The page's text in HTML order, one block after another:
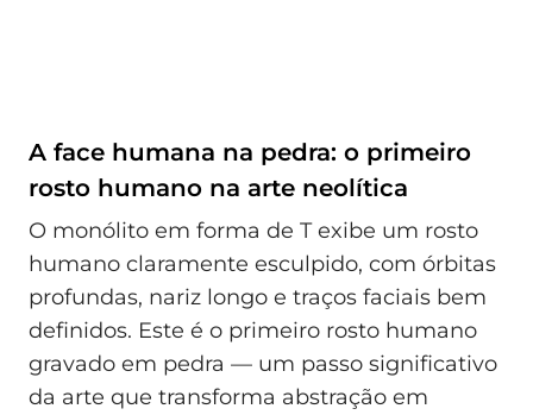
A face humana na pedra: o primeiro
rosto humano na arte neolítica
O monólito em forma de T exibe um rosto
humano claramente esculpido, com órbitas
profundas, nariz longo e traços faciais bem
definidos. Este é o primeiro rosto humano
gravado em pedra — um passo significativo
da arte que transforma abstração em